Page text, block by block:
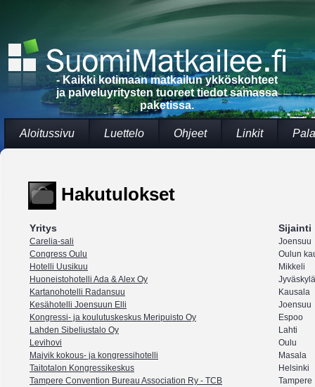
- Kaikki kotimaan matkailun ykköskohteet
ja palveluyritysten tuoreet tiedot samassa
paketissa.
Aloitussivu Luettelo Ohjeet Linkit
Hakutulokset
Yritys Sijainti
Carelia-sali
Joensuu
Congress Oulu
Oulun
Hotelli Uusikuu
Mikkeli
Huoneistohotelli Ada & Alex Oy
Jyväskylä
Kartanohotelli Radansuu
Kausala
Kesähotelli Joensuun Elli
Joensuu
Kongressi- ja koulutuskeskus Meripuisto Oy
Espoo
Lahden Sibeliustalo Oy
Lahti
Levihovi
Oulu
Majvik kokous- ja kongressihotelli
Masala
Taitotalon Kongressikeskus
Helsinki
Tampere Convention Bureau Association Ry - TCB
Tampere